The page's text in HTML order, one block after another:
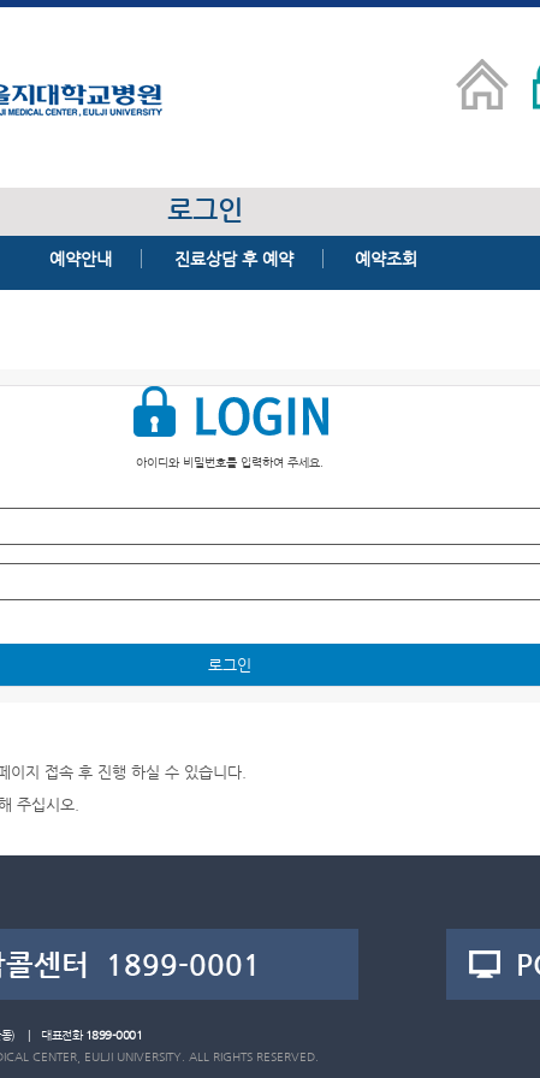
로그인
예약안내 진료상담 후 예약 예약조회
아이디와 비밀번호를 입력하여 주세요.
로그인
지 접속 후 진행 하실 수 있습니다.
주십시오.
산동) | 대표전화1899-0001
CENTER, EULJI UNIVERSITY. ALL RIGHTS RESERVED.